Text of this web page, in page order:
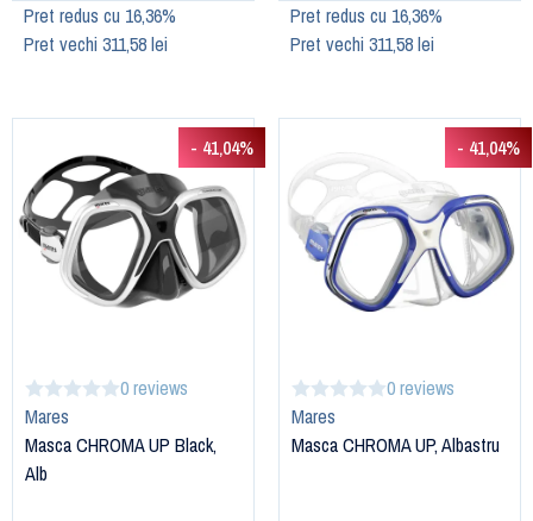
Pret redus cu 16,36%
Pret vechi 311,58 lei
Pret redus cu 16,36%
Pret vechi 311,58 lei
- 41,04%
0 reviews
Mares
Masca CHROMA UP Black,
Alb
- 41,04%
0 reviews
Mares
Masca CHROMA UP, Albastru